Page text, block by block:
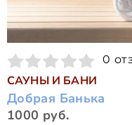
0
САУНЫ И БАНИ
Добрая Банька
1000 руб.